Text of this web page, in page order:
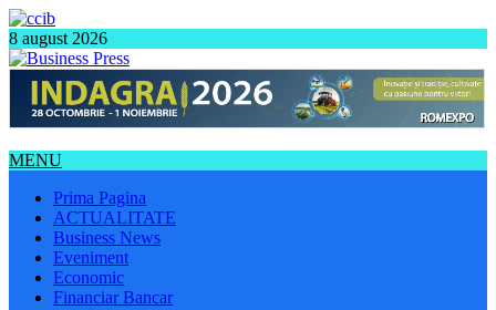
8 august 2026
MENU
Prima Pagina
ACTUALITATE
Business News
Eveniment
Economic
Financiar Bancar